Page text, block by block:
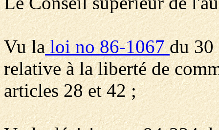
Vu laloi no 86-1067du 30
relative à la liberté de
articles 28 et 42 ;